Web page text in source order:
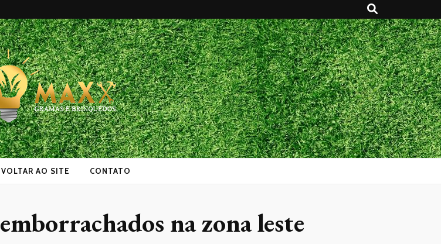
VOLTAR AO SITE CONTATO
na zona leste